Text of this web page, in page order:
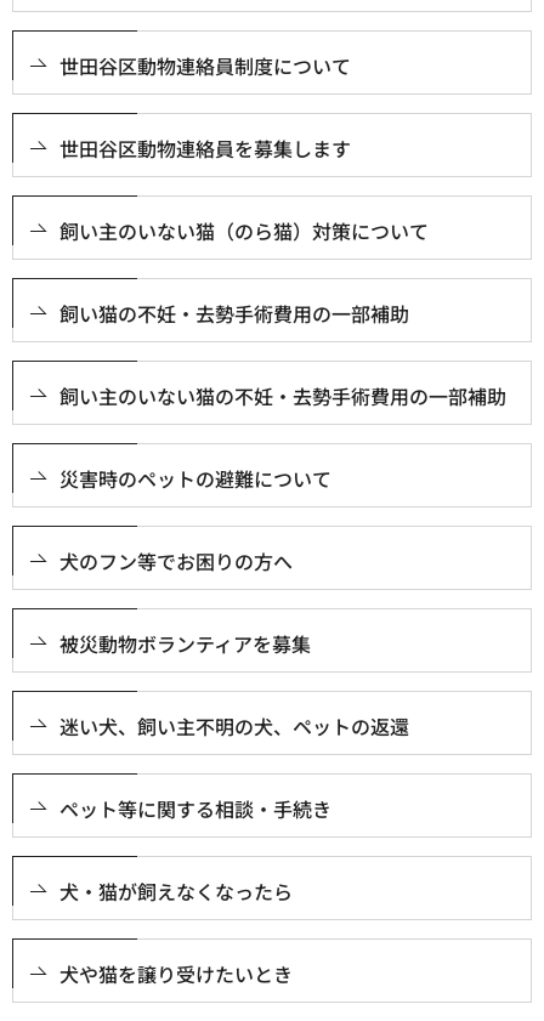
世田谷区動物連絡員制度について
世田谷区動物連絡員を募集します
飼い主のいない猫（のら猫）対策について
飼い猫の不妊・去勢手術費用の一部補助
飼い主のいない猫の不妊・去勢手術費用の一部補助
災害時のペットの避難について
犬のフン等でお困りの方へ
被災動物ボランティアを募集
迷い犬、飼い主不明の犬、ペットの返還
ペット等に関する相談・手続き
犬・猫が飼えなくなったら
犬や猫を譲り受けたいとき